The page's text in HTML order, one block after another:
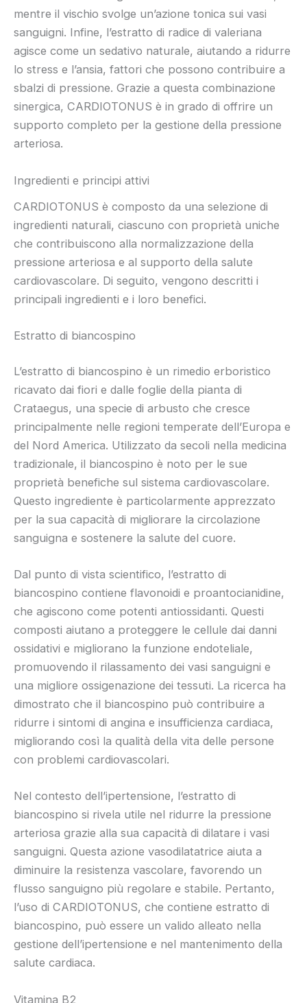
mentre il vischio svolge un’azione tonica sui vasi
sanguigni. Infine, l’estratto di radice di valeriana
agisce come un sedativo naturale, aiutando a ridurre
lo stress e l’ansia, fattori che possono contribuire a
sbalzi di pressione. Grazie a questa combinazione
sinergica, CARDIOTONUS è in grado di offrire un
supporto completo per la gestione della pressione
arteriosa.
Ingredienti e principi attivi
CARDIOTONUS è composto da una selezione di
ingredienti naturali, ciascuno con proprietà uniche
che contribuiscono alla normalizzazione della
pressione arteriosa e al supporto della salute
cardiovascolare. Di seguito, vengono descritti i
principali ingredienti e i loro benefici.
Estratto di biancospino
L’estratto di biancospino è un rimedio erboristico
ricavato dai fiori e dalle foglie della pianta di
Crataegus, una specie di arbusto che cresce
principalmente nelle regioni temperate dell’Europa e
del Nord America. Utilizzato da secoli nella medicina
tradizionale, il biancospino è noto per le sue
proprietà benefiche sul sistema cardiovascolare.
Questo ingrediente è particolarmente apprezzato
per la sua capacità di migliorare la circolazione
sanguigna e sostenere la salute del cuore.
Dal punto di vista scientifico, l’estratto di
biancospino contiene flavonoidi e proantocianidine,
che agiscono come potenti antiossidanti. Questi
composti aiutano a proteggere le cellule dai danni
ossidativi e migliorano la funzione endoteliale,
promuovendo il rilassamento dei vasi sanguigni e
una migliore ossigenazione dei tessuti. La ricerca ha
dimostrato che il biancospino può contribuire a
ridurre i sintomi di angina e insufficienza cardiaca,
migliorando così la qualità della vita delle persone
con problemi cardiovascolari.
Nel contesto dell’ipertensione, l’estratto di
biancospino si rivela utile nel ridurre la pressione
arteriosa grazie alla sua capacità di dilatare i vasi
sanguigni. Questa azione vasodilatatrice aiuta a
diminuire la resistenza vascolare, favorendo un
flusso sanguigno più regolare e stabile. Pertanto,
l’uso di CARDIOTONUS, che contiene estratto di
biancospino, può essere un valido alleato nella
gestione dell’ipertensione e nel mantenimento della
salute cardiaca.
Vitamina B2